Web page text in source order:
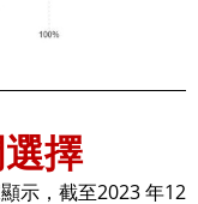
擇
示，截至2023 年12